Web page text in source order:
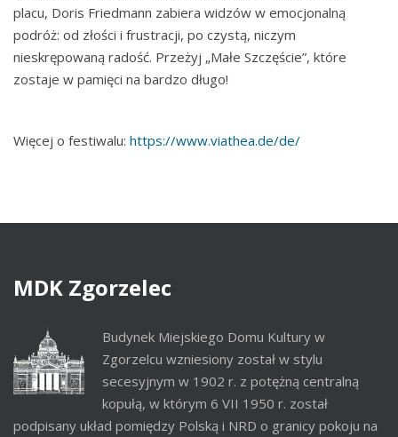
placu, Doris Friedmann zabiera widzów w emocjonalną
podróż: od złości i frustracji, po czystą, niczym
nieskrępowaną radość. Przeżyj „Małe Szczęście”, które
zostaje w pamięci na bardzo długo!
Więcej o festiwalu: https://www.viathea.de/de/
MDK Zgorzelec
Budynek Miejskiego Domu Kultury w
Zgorzelcu wzniesiony został w stylu
secesyjnym w 1902 r. z potężną centralną
kopułą, w którym 6 VII 1950 r. został
podpisany układ pomiędzy Polską i NRD o granicy pokoju na